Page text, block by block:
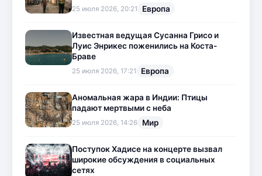
25 июля 2026, 20:21 Европа
Известная ведущая Сусанна Грисо и
Луис Энрикес поженились на Коста-
Браве
25 июля 2026, 17:21 Европа
Аномальная жара в Индии: Птицы
падают мертвыми с неба
25 июля 2026, 14:26 Мир
Поступок Хадисе на концерте вызвал
широкие обсуждения в социальных
сетях